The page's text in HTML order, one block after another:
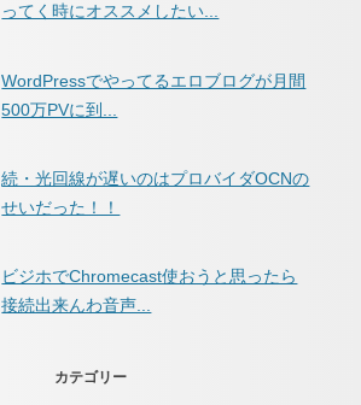
ってく時にオススメしたい...
WordPressでやってるエロブログが月間
500万PVに到...
続・光回線が遅いのはプロバイダOCNの
せいだった！！
ビジホでChromecast使おうと思ったら
接続出来んわ音声...
カテゴリー